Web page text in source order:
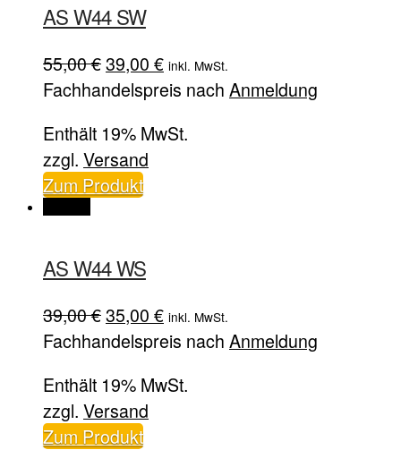
AS W44 SW
55,00€Ursprünglicher
Preis
55,00 €
39,00 €Aktueller
Preis
39,00 €.
inkl. MwSt.
Fachhandelspreis nach Anmeldung
Enthält 19% MwSt.
zzgl. Versand
Zum Produkt
AS W44 WS
39,00€Ursprünglicher
Preis
39,00 €
35,00 €Aktueller
Preis
35,00 €.
inkl. MwSt.
Fachhandelspreis nach Anmeldung
Enthält 19% MwSt.
zzgl. Versand
Zum Produkt